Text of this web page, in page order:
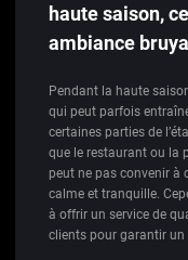
haute saison,
ambiance
Pendant la haute
qui peut parfois
certaines parties de
que le restaurant ou la
peut ne pas convenir à
calme et tranquille.
à offrir un service de
clients pour garantir un